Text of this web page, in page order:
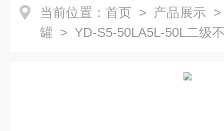
当前位置： 首页 > 产品展示
罐 > YD-S5-50LA5L-50L二级